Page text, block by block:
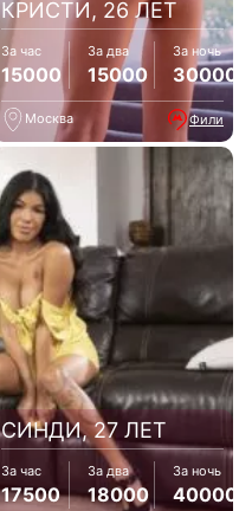
КРИСТИ, 26 ЛЕТ
За час
15000
За два
15000
За ночь
30000
Москва Фили
СИНДИ, 27 ЛЕТ
За час
17500
За два
18000
За ночь
40000